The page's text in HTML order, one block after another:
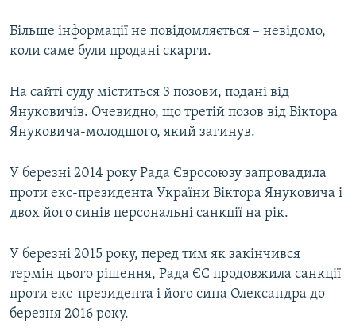
Більше інформації не повідомляється – невідомо,
коли саме були продані скарги.
На сайті суду міститься 3 позови, подані від
Януковичів. Очевидно, що третій позов від Віктора
Януковича-молодшого, який загинув.
У березні 2014 року Рада Євросоюзу запровадила
проти екс-президента України Віктора Януковича і
двох його синів персональні санкції на рік.
У березні 2015 року, перед тим як закінчився
термін цього рішення, Рада ЄС продовжила санкції
проти екс-президента і його сина Олександра до
березня 2016 року.